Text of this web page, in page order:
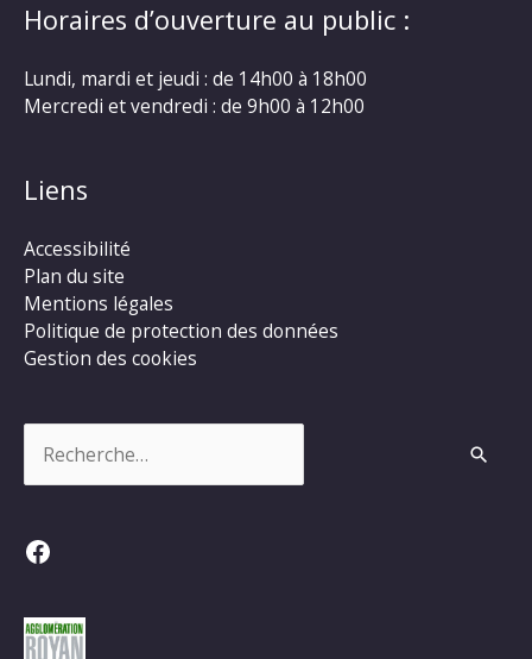
Horaires d’ouverture au public :
Lundi, mardi et jeudi : de 14h00 à 18h00
Mercredi et vendredi : de 9h00 à 12h00
Liens
Accessibilité
Plan du site
Mentions légales
Politique de protection des données
Gestion des cookies
Facebook